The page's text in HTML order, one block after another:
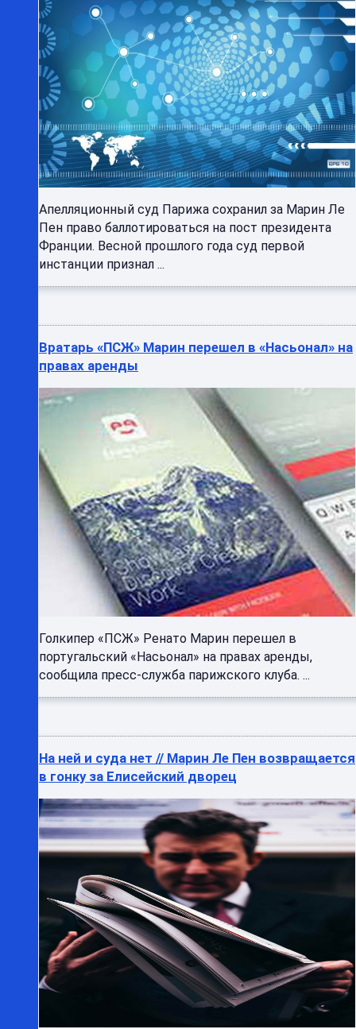
Апелляционный суд Парижа сохранил за Марин Ле
Пен право баллотироваться на пост президента
Франции. Весной прошлого года суд первой
инстанции признал ...
Вратарь «ПСЖ» Марин перешел в «Насьонал» на
правах аренды
Голкипер «ПСЖ» Ренато Марин перешел в
португальский «Насьонал» на правах аренды,
сообщила пресс-служба парижского клуба. ...
На ней и суда нет // Марин Ле Пен возвращается
в гонку за Елисейский дворец